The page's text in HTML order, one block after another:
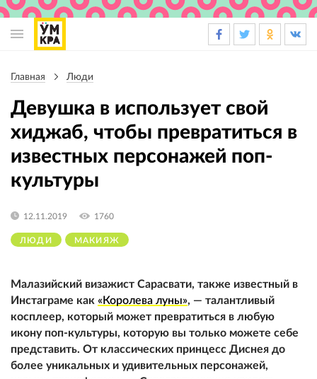
навигации
Главная Люди
Девушка в использует свой
хиджаб, чтобы превратиться в
известных персонажей поп-
культуры
ЛЮДИ МАКИЯЖ
12.11.2019 1760
Малазийский визажист Сарасвати, также известный в
Инстаграме как «Королева луны», — талантливый
косплеер, который может превратиться в любую
икону поп-культуры, которую вы только можете себе
представить. От классических принцесс Диснея до
более уникальных и удивительных персонажей,